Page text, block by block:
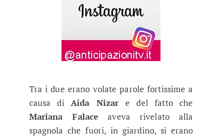
Tra i due erano volate parole fortissime a
causa diAida Nizare del fatto che
Mariana Falace aveva rivelato alla
spagnola che fuori, in giardino, si erano